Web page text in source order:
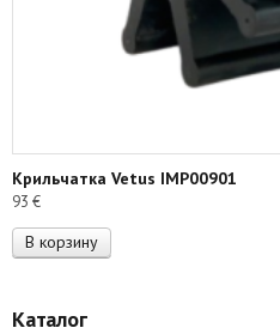
Крильчатка Vetus IMP00901
93 €
В корзину
Каталог